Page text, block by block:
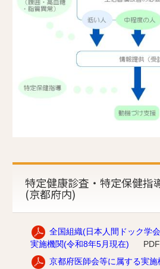
特定健康診査・特定保健指
(京都府内)
全国組織(日本人間ドック学
実施機関(令和8年5月現在)
京都府医師会等に属する実